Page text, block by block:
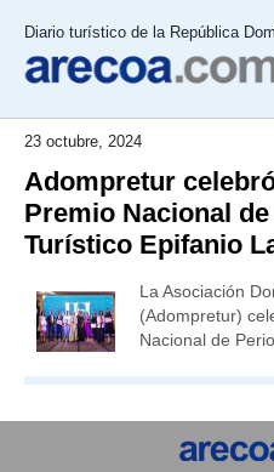
Diario turístico de la República
23 octubre, 2024
Adompretur
Premio Nacional
Turístico Epifanio
La Asociación
(Adompretur)
Nacional de